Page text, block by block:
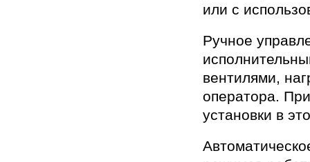
или с
Ручное
вентилями,
оператора.
установки в